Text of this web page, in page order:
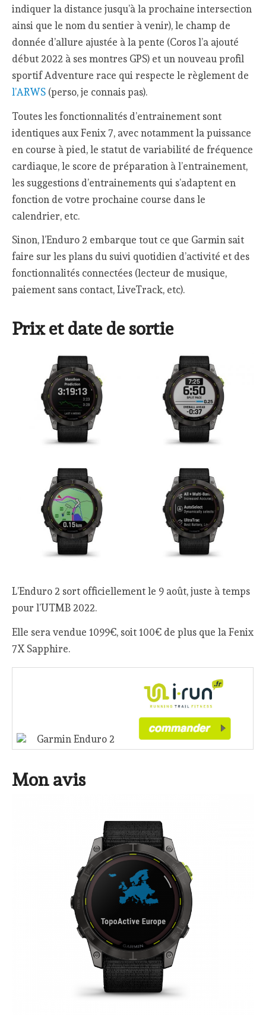
indiquer la distance jusqu’à la prochaine intersection
ainsi que le nom du sentier à venir), le champ de
donnée d’allure ajustée à la pente (Coros l’a ajouté
début 2022 à ses montres GPS) et un nouveau profil
sportif Adventure race qui respecte le règlement de
l’ARWS (perso, je connais pas).
Toutes les fonctionnalités d’entrainement sont
identiques aux Fenix 7, avec notamment la puissance
en course à pied, le statut de variabilité de fréquence
cardiaque, le score de préparation à l’entrainement,
les suggestions d’entrainements qui s’adaptent en
fonction de votre prochaine course dans le
calendrier, etc.
Sinon, l’Enduro 2 embarque tout ce que Garmin sait
faire sur les plans du suivi quotidien d’activité et des
fonctionnalités connectées (lecteur de musique,
paiement sans contact, LiveTrack, etc).
Prix et date de sortie
L’Enduro 2 sort officiellement le 9 août, juste à temps
pour l’UTMB 2022.
Elle sera vendue 1099€, soit 100€ de plus que la Fenix
7X Sapphire.
Garmin Enduro 2
Mon avis